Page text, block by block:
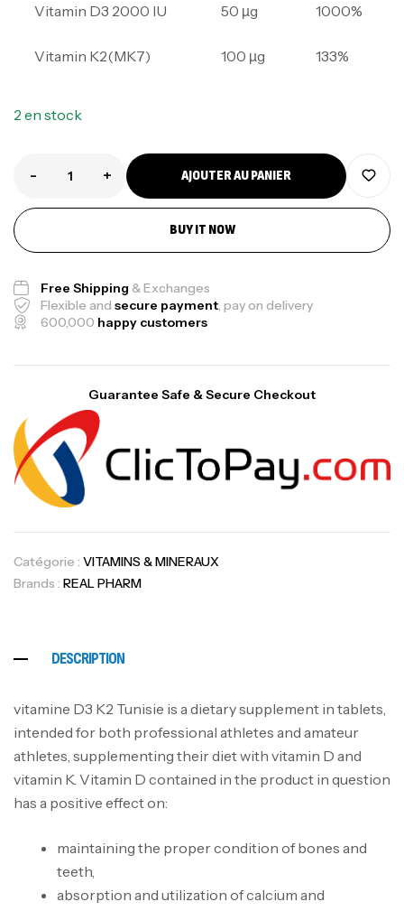
Vitamin D3 2000 IU
Vitamin K2(MK7)
50 µg
100 µg
1000%
133%
2 en stock
- + AJOUTER AU PANIER
BUY IT NOW
Free Shipping & Exchanges
Flexible and secure payment, pay on delivery
600,000 happy customers
Guarantee Safe & Secure Checkout
Catégorie : VITAMINS & MINERAUX
Brands : REAL PHARM
DESCRIPTION
vitamine D3 K2 Tunisie is a dietary supplement in tablets,
intended for both professional athletes and amateur
athletes, supplementing their diet with vitamin D and
vitamin K. Vitamin D contained in the product in question
has a positive effect on:
maintaining the proper condition of bones and
teeth,
absorption and utilization of calcium and